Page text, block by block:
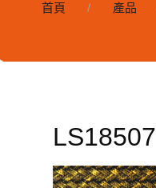
首頁 產品
LS18507